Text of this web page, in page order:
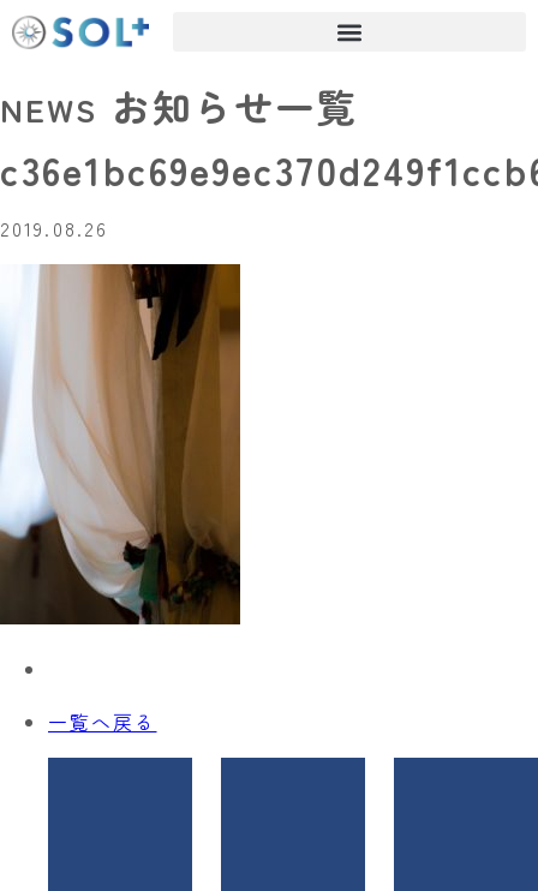
NEWS お知らせ一覧
2019.08.26
一覧へ戻る